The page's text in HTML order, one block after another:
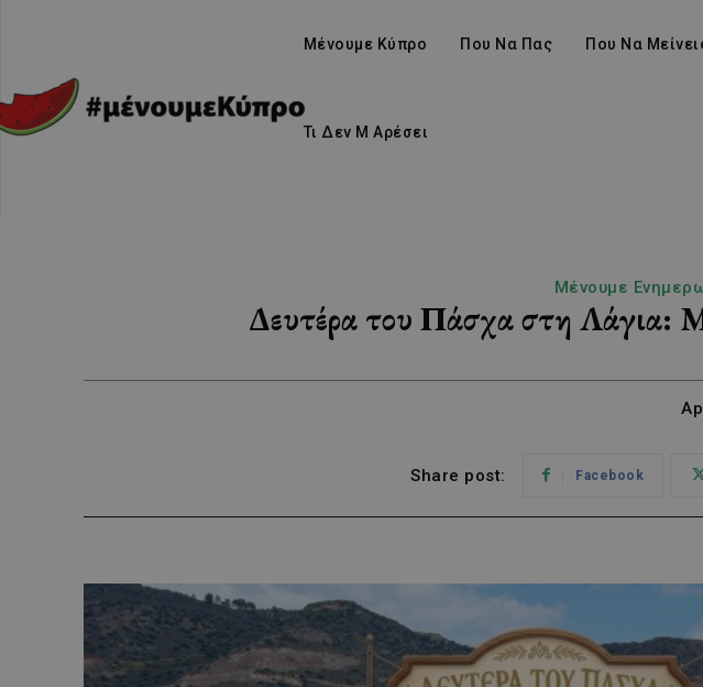
Μένουμε Κύπρο Που Να Πας Που Να
Τι Δεν Μ Αρέσει
Μένουμε
Δευτέρα του Πάσχα στη Λάγια:
Share post: Facebook